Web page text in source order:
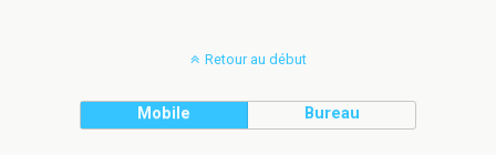
Retour au début
Mobile Bureau